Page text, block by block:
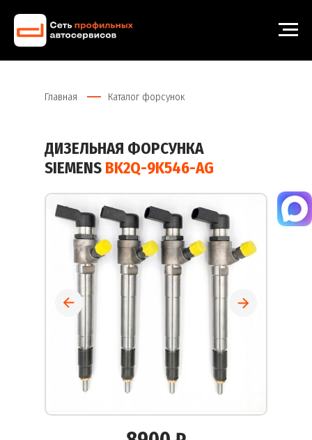
Каталог форсунок
Главная
ДИЗЕЛЬНАЯ ФОРСУНКА
SIEMENS BK2Q-9K546-AG